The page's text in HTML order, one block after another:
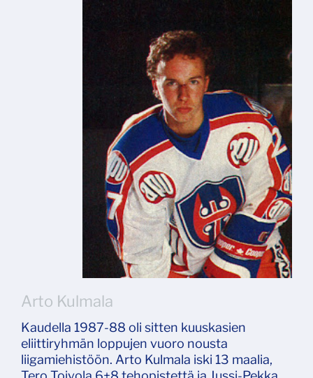
Arto Kulmala
Kaudella 1987-88 oli sitten kuuskasien
eliittiryhmän loppujen vuoro nousta
liigamiehistöön. Arto Kulmala iski 13 maalia,